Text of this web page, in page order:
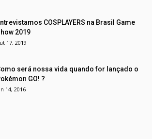
COSPLAYERS na Brasil Game
2019
17, 2019
será nossa vida quando for lançado o
GO! ?
14, 2016